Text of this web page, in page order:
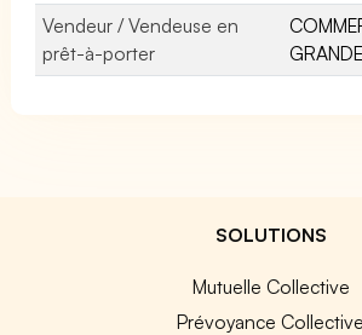
Vendeur / Vendeuse en
prêt-à-porter
SOLUTIONS
Mutuelle Collective
Prévoyance Collective